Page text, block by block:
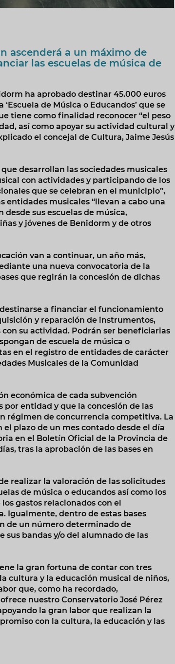
ascenderá a un máximo de
las escuelas de música de
ha aprobado destinar 45.000 euros
de Música o Educandos’ que se
tiene como finalidad reconocer “el peso
así como apoyar su actividad cultural y
el concejal de Cultura, Jaime Jesús
desarrollan las sociedades musicales
con actividades y participando de los
que se celebran en el municipio”,
entidades musicales “llevan a cabo una
sus escuelas de música,
y jóvenes de Benidorm y de otros
van a continuar, un año más,
una nueva convocatoria de la
que regirán la concesión de dichas
a financiar el funcionamiento
y reparación de instrumentos,
su actividad. Podrán ser beneficiarias
de escuela de música o
en el registro de entidades de carácter
Musicales de la Comunidad
económica de cada subvención
por entidad y que la concesión de las
régimen de concurrencia competitiva. La
plazo de un mes contado desde el día
en el Boletín Oficial de la Provincia de
tras la aprobación de las bases en
realizar la valoración de las solicitudes
de música o educandos así como los
gastos relacionados con el
Igualmente, dentro de estas bases
de un número determinado de
sus bandas y/o del alumnado de las
la gran fortuna de contar con tres
cultura y la educación musical de niños,
que, como ha recordado,
nuestro Conservatorio José Pérez
la gran labor que realizan la
con la cultura, la educación y las